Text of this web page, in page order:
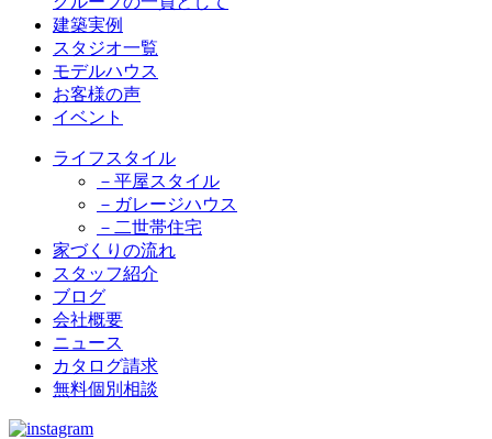
建築実例
スタジオ一覧
モデルハウス
お客様の声
イベント
ライフスタイル
－平屋スタイル
－ガレージハウス
－二世帯住宅
家づくりの流れ
スタッフ紹介
ブログ
会社概要
ニュース
カタログ請求
無料個別相談